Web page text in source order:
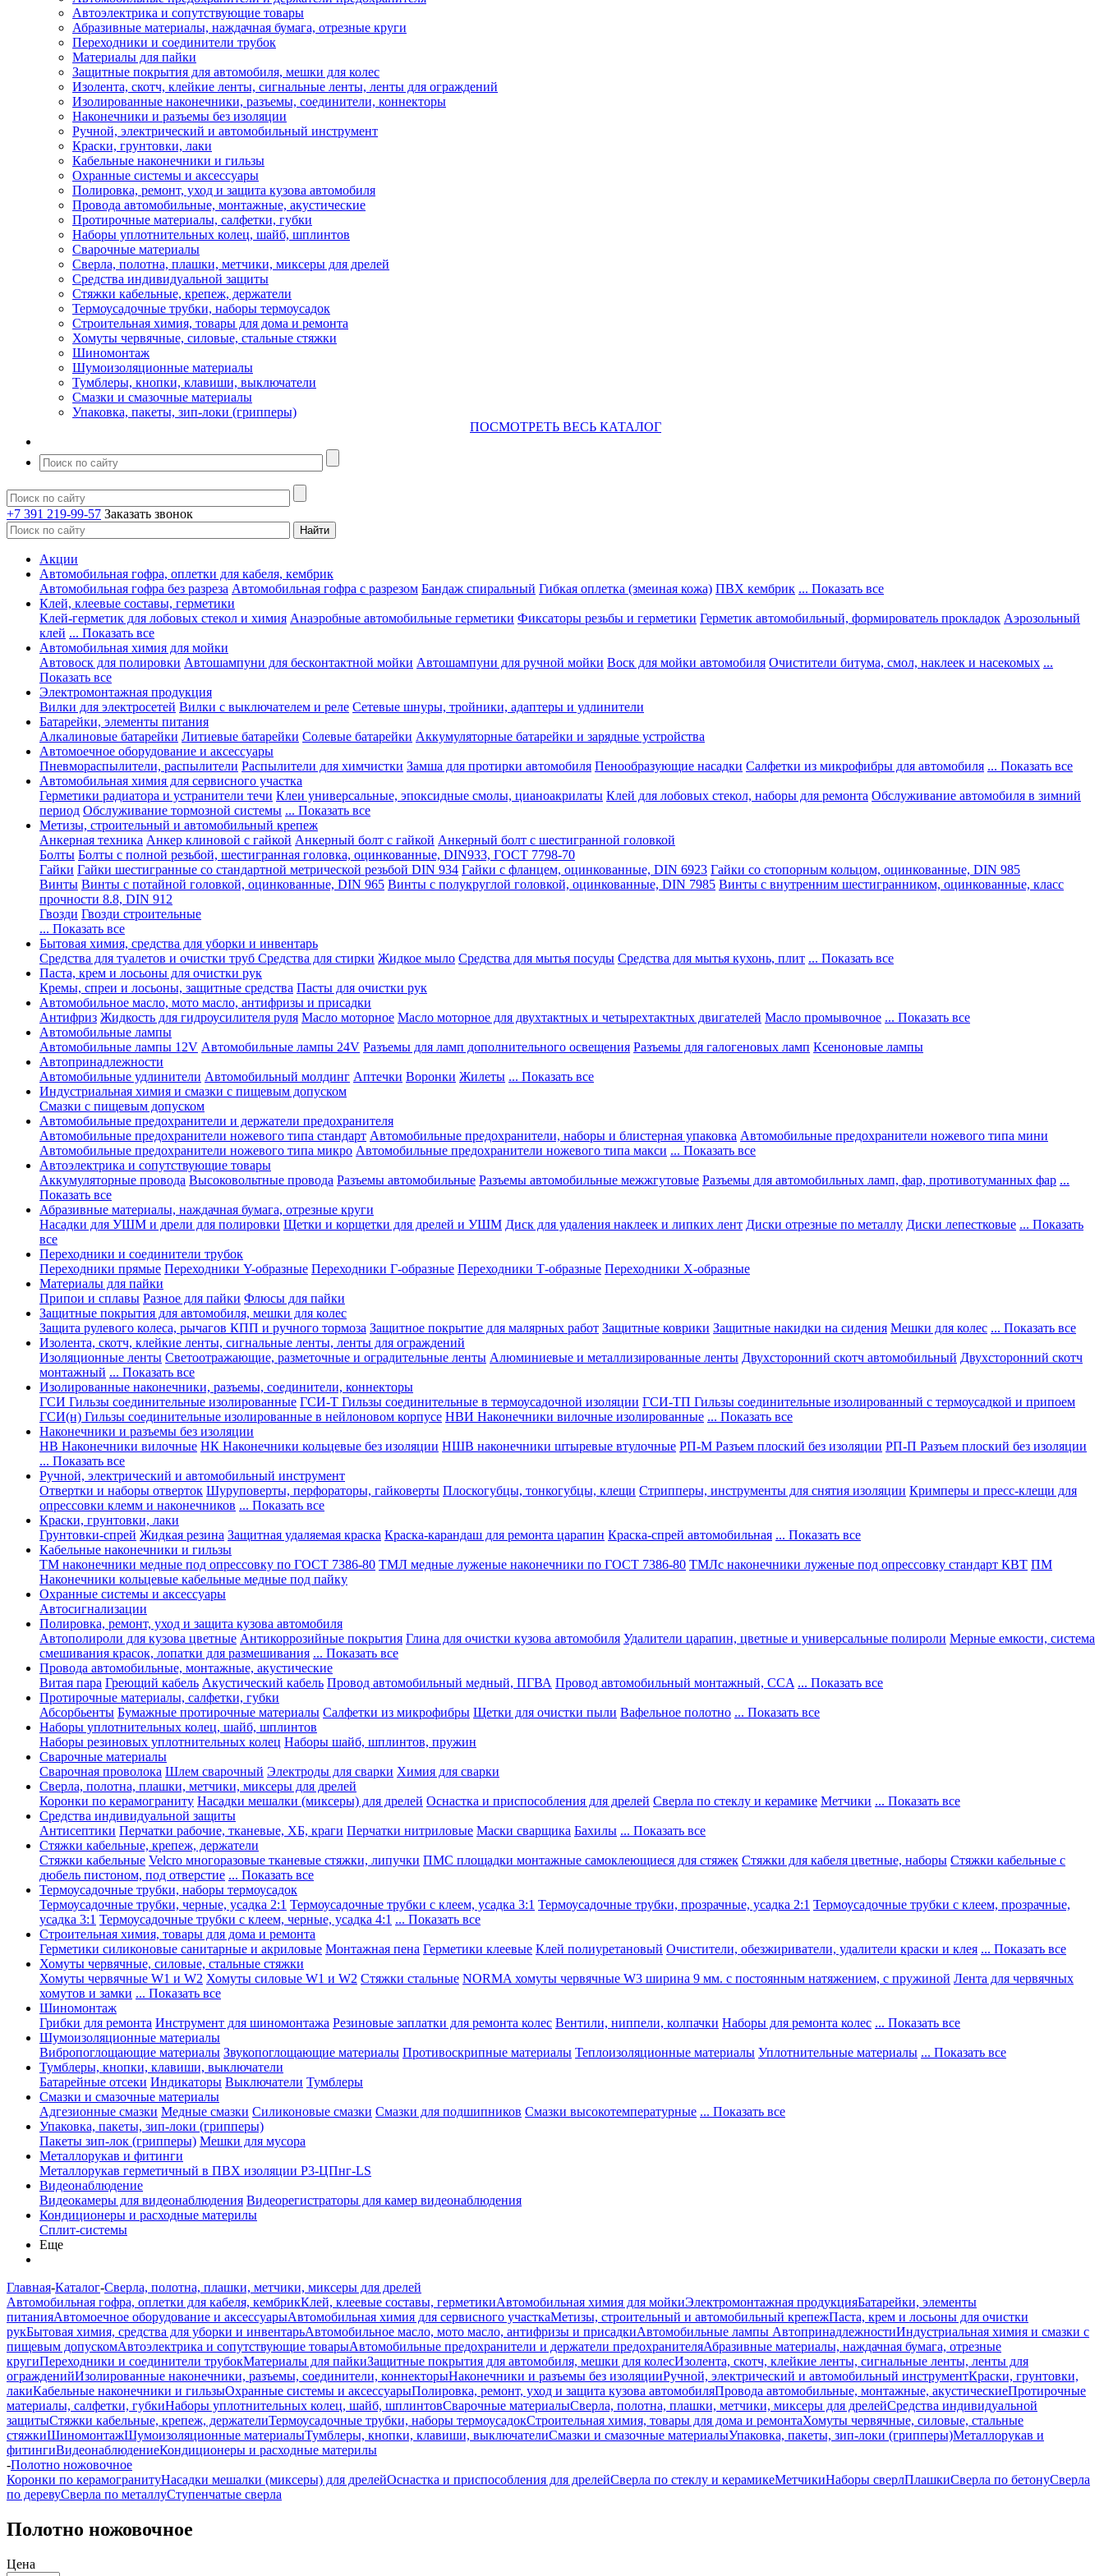
Автоэлектрика и сопутствующие товары
Абразивные материалы, наждачная бумага, отрезные круги
Переходники и соединители трубок
Материалы для пайки
Защитные покрытия для автомобиля, мешки для колес
Изолента, скотч, клейкие ленты, сигнальные ленты, ленты для ограждений
Изолированные наконечники, разъемы, соединители, коннекторы
Наконечники и разъемы без изоляции
Ручной, электрический и автомобильный инструмент
Краски, грунтовки, лаки
Кабельные наконечники и гильзы
Охранные системы и аксессуары
Полировка, ремонт, уход и защита кузова автомобиля
Провода автомобильные, монтажные, акустические
Протирочные материалы, салфетки, губки
Наборы уплотнительных колец, шайб, шплинтов
Сварочные материалы
Сверла, полотна, плашки, метчики, миксеры для дрелей
Средства индивидуальной защиты
Стяжки кабельные, крепеж, держатели
Термоусадочные трубки, наборы термоусадок
Строительная химия, товары для дома и ремонта
Хомуты червячные, силовые, стальные стяжки
Шиномонтаж
Шумоизоляционные материалы
Тумблеры, кнопки, клавиши, выключатели
Смазки и смазочные материалы
Упаковка, пакеты, зип-локи (грипперы)
ПОСМОТРЕТЬ ВЕСЬ КАТАЛОГ
+7 391 219-99-57 Заказать звонок
Акции
Автомобильная гофра, оплетки для кабеля, кембрик
Автомобильная гофра без разреза Автомобильная гофра с разрезом Бандаж спиральный Гибкая оплетка (змеиная кожа) ПВХ кембрик ... Показать все
Клей, клеевые составы, герметики
Клей-герметик для лобовых стекол и химия Анаэробные автомобильные герметики Фиксаторы резьбы и герметики Герметик автомобильный, формирователь прокладок Аэрозольный
клей ... Показать все
Автомобильная химия для мойки
Автовоск для полировки Автошампуни для бесконтактной мойки Автошампуни для ручной мойки Воск для мойки автомобиля Очистители битума, смол, наклеек и насекомых ...
Показать все
Электромонтажная продукция
Вилки для электросетей Вилки с выключателем и реле Сетевые шнуры, тройники, адаптеры и удлинители
Батарейки, элементы питания
Алкалиновые батарейки Литиевые батарейки Солевые батарейки Аккумуляторные батарейки и зарядные устройства
Автомоечное оборудование и аксессуары
Пневмораспылители, распылители Распылители для химчистки Замша для протирки автомобиля Пенообразующие насадки Салфетки из микрофибры для автомобиля ... Показать все
Автомобильная химия для сервисного участка
Герметики радиатора и устранители течи Клеи универсальные, эпоксидные смолы, цианоакрилаты Клей для лобовых стекол, наборы для ремонта Обслуживание автомобиля в зимний
период Обслуживание тормозной системы ... Показать все
Метизы, строительный и автомобильный крепеж
Анкерная техника Анкер клиновой с гайкой Анкерный болт с гайкой Анкерный болт с шестигранной головкой
Болты Болты с полной резьбой, шестигранная головка, оцинкованные, DIN933, ГОСТ 7798-70
Гайки Гайки шестигранные со стандартной метрической резьбой DIN 934 Гайки с фланцем, оцинкованные, DIN 6923 Гайки со стопорным кольцом, оцинкованные, DIN 985
Винты Винты с потайной головкой, оцинкованные, DIN 965 Винты с полукруглой головкой, оцинкованные, DIN 7985 Винты с внутренним шестигранником, оцинкованные, класс
прочности 8.8, DIN 912
Гвозди Гвозди строительные
... Показать все
Бытовая химия, средства для уборки и инвентарь
Средства для туалетов и очистки труб Средства для стирки Жидкое мыло Средства для мытья посуды Средства для мытья кухонь, плит ... Показать все
Паста, крем и лосьоны для очистки рук
Кремы, спреи и лосьоны, защитные средства Пасты для очистки рук
Автомобильное масло, мото масло, антифризы и присадки
Антифриз Жидкость для гидроусилителя руля Масло моторное Масло моторное для двухтактных и четырехтактных двигателей Масло промывочное ... Показать все
Автомобильные лампы
Автомобильные лампы 12V Автомобильные лампы 24V Разъемы для ламп дополнительного освещения Разъемы для галогеновых ламп Ксеноновые лампы
Автопринадлежности
Автомобильные удлинители Автомобильный молдинг Аптечки Воронки Жилеты ... Показать все
Индустриальная химия и смазки с пищевым допуском
Смазки с пищевым допуском
Автомобильные предохранители и держатели предохранителя
Автомобильные предохранители ножевого типа стандарт Автомобильные предохранители, наборы и блистерная упаковка Автомобильные предохранители ножевого типа мини
Автомобильные предохранители ножевого типа микро Автомобильные предохранители ножевого типа макси ... Показать все
Автоэлектрика и сопутствующие товары
Аккумуляторные провода Высоковольтные провода Разъемы автомобильные Разъемы автомобильные межжгутовые Разъемы для автомобильных ламп, фар, противотуманных фар ...
Показать все
Абразивные материалы, наждачная бумага, отрезные круги
Насадки для УШМ и дрели для полировки Щетки и корщетки для дрелей и УШМ Диск для удаления наклеек и липких лент Диски отрезные по металлу Диски лепестковые ... Показать
все
Переходники и соединители трубок
Переходники прямые Переходники Y-образные Переходники Г-образные Переходники Т-образные Переходники Х-образные
Материалы для пайки
Припои и сплавы Разное для пайки Флюсы для пайки
Защитные покрытия для автомобиля, мешки для колес
Защита рулевого колеса, рычагов КПП и ручного тормоза Защитное покрытие для малярных работ Защитные коврики Защитные накидки на сидения Мешки для колес ... Показать все
Изолента, скотч, клейкие ленты, сигнальные ленты, ленты для ограждений
Изоляционные ленты Светоотражающие, разметочные и оградительные ленты Алюминиевые и металлизированные ленты Двухсторонний скотч автомобильный Двухсторонний скотч
монтажный ... Показать все
Изолированные наконечники, разъемы, соединители, коннекторы
ГСИ Гильзы соединительные изолированные ГСИ-Т Гильзы соединительные в термоусадочной изоляции ГСИ-ТП Гильзы соединительные изолированный с термоусадкой и припоем
ГСИ(н) Гильзы соединительные изолированные в нейлоновом корпусе НВИ Наконечники вилочные изолированные ... Показать все
Наконечники и разъемы без изоляции
НВ Наконечники вилочные НК Наконечники кольцевые без изоляции НШВ наконечники штыревые втулочные РП-М Разъем плоский без изоляции РП-П Разъем плоский без изоляции
... Показать все
Ручной, электрический и автомобильный инструмент
Отвертки и наборы отверток Шуруповерты, перфораторы, гайковерты Плоскогубцы, тонкогубцы, клещи Стрипперы, инструменты для снятия изоляции Кримперы и пресс-клещи для
опрессовки клемм и наконечников ... Показать все
Краски, грунтовки, лаки
Грунтовки-спрей Жидкая резина Защитная удаляемая краска Краска-карандаш для ремонта царапин Краска-спрей автомобильная ... Показать все
Кабельные наконечники и гильзы
ТМ наконечники медные под опрессовку по ГОСТ 7386-80 ТМЛ медные луженые наконечники по ГОСТ 7386-80 ТМЛс наконечники луженые под опрессовку стандарт КВТ ПМ
Наконечники кольцевые кабельные медные под пайку
Охранные системы и аксессуары
Автосигнализации
Полировка, ремонт, уход и защита кузова автомобиля
Автополироли для кузова цветные Антикоррозийные покрытия Глина для очистки кузова автомобиля Удалители царапин, цветные и универсальные полироли Мерные емкости, система
смешивания красок, лопатки для размешивания ... Показать все
Провода автомобильные, монтажные, акустические
Витая пара Греющий кабель Акустический кабель Провод автомобильный медный, ПГВА Провод автомобильный монтажный, CCA ... Показать все
Протирочные материалы, салфетки, губки
Абсорбьенты Бумажные протирочные материалы Салфетки из микрофибры Щетки для очистки пыли Вафельное полотно ... Показать все
Наборы уплотнительных колец, шайб, шплинтов
Наборы резиновых уплотнительных колец Наборы шайб, шплинтов, пружин
Сварочные материалы
Сварочная проволока Шлем сварочный Электроды для сварки Химия для сварки
Сверла, полотна, плашки, метчики, миксеры для дрелей
Коронки по керамограниту Насадки мешалки (миксеры) для дрелей Оснастка и приспособления для дрелей Сверла по стеклу и керамике Метчики ... Показать все
Средства индивидуальной защиты
Антисептики Перчатки рабочие, тканевые, ХБ, краги Перчатки нитриловые Маски сварщика Бахилы ... Показать все
Стяжки кабельные, крепеж, держатели
Стяжки кабельные Velcro многоразовые тканевые стяжки, липучки ПМС площадки монтажные самоклеющиеся для стяжек Стяжки для кабеля цветные, наборы Стяжки кабельные с
дюбель пистоном, под отверстие ... Показать все
Термоусадочные трубки, наборы термоусадок
Термоусадочные трубки, черные, усадка 2:1 Термоусадочные трубки с клеем, усадка 3:1 Термоусадочные трубки, прозрачные, усадка 2:1 Термоусадочные трубки с клеем, прозрачные,
усадка 3:1 Термоусадочные трубки с клеем, черные, усадка 4:1 ... Показать все
Строительная химия, товары для дома и ремонта
Герметики силиконовые санитарные и акриловые Монтажная пена Герметики клеевые Клей полиуретановый Очистители, обезжириватели, удалители краски и клея ... Показать все
Хомуты червячные, силовые, стальные стяжки
Хомуты червячные W1 и W2 Хомуты силовые W1 и W2 Стяжки стальные NORMA хомуты червячные W3 ширина 9 мм. с постоянным натяжением, с пружиной Лента для червячных
хомутов и замки ... Показать все
Шиномонтаж
Грибки для ремонта Инструмент для шиномонтажа Резиновые заплатки для ремонта колес Вентили, ниппели, колпачки Наборы для ремонта колес ... Показать все
Шумоизоляционные материалы
Вибропоглощающие материалы Звукопоглощающие материалы Противоскрипные материалы Теплоизоляционные материалы Уплотнительные материалы ... Показать все
Тумблеры, кнопки, клавиши, выключатели
Батарейные отсеки Индикаторы Выключатели Тумблеры
Смазки и смазочные материалы
Адгезионные смазки Медные смазки Силиконовые смазки Смазки для подшипников Смазки высокотемпературные ... Показать все
Упаковка, пакеты, зип-локи (грипперы)
Пакеты зип-лок (грипперы) Мешки для мусора
Металлорукав и фитинги
Металлорукав герметичный в ПВХ изоляции Р3-ЦПнг-LS
Видеонаблюдение
Видеокамеры для видеонаблюдения Видеорегистраторы для камер видеонаблюдения
Кондиционеры и расходные материлы
Сплит-системы
Еще
Главная-Каталог-Сверла, полотна, плашки, метчики, миксеры для дрелей
Автомобильная гофра, оплетки для кабеля, кембрикКлей, клеевые составы, герметикиАвтомобильная химия для мойкиЭлектромонтажная продукцияБатарейки, элементы
питанияАвтомоечное оборудование и аксессуарыАвтомобильная химия для сервисного участкаМетизы, строительный и автомобильный крепежПаста, крем и лосьоны для очистки
рукБытовая химия, средства для уборки и инвентарьАвтомобильное масло, мото масло, антифризы и присадкиАвтомобильные лампы АвтопринадлежностиИндустриальная химия и смазки с
пищевым допускомАвтоэлектрика и сопутствующие товарыАвтомобильные предохранители и держатели предохранителяАбразивные материалы, наждачная бумага, отрезные
кругиПереходники и соединители трубокМатериалы для пайкиЗащитные покрытия для автомобиля, мешки для колесИзолента, скотч, клейкие ленты, сигнальные ленты, ленты для
огражденийИзолированные наконечники, разъемы, соединители, коннекторыНаконечники и разъемы без изоляцииРучной, электрический и автомобильный инструментКраски, грунтовки,
лакиКабельные наконечники и гильзыОхранные системы и аксессуарыПолировка, ремонт, уход и защита кузова автомобиляПровода автомобильные, монтажные, акустическиеПротирочные
материалы, салфетки, губкиНаборы уплотнительных колец, шайб, шплинтовСварочные материалыСверла, полотна, плашки, метчики, миксеры для дрелейСредства индивидуальной
защитыСтяжки кабельные, крепеж, держателиТермоусадочные трубки, наборы термоусадокСтроительная химия, товары для дома и ремонтаХомуты червячные, силовые, стальные
стяжкиШиномонтажШумоизоляционные материалыТумблеры, кнопки, клавиши, выключателиСмазки и смазочные материалыУпаковка, пакеты, зип-локи (грипперы)Металлорукав и
фитингиВидеонаблюдениеКондиционеры и расходные материлы
-Полотно ножовочное
Коронки по керамогранитуНасадки мешалки (миксеры) для дрелейОснастка и приспособления для дрелейСверла по стеклу и керамикеМетчикиНаборы сверлПлашкиСверла по бетонуСверла
по деревуСверла по металлуСтупенчатые сверла
Полотно ножовочное
Цена